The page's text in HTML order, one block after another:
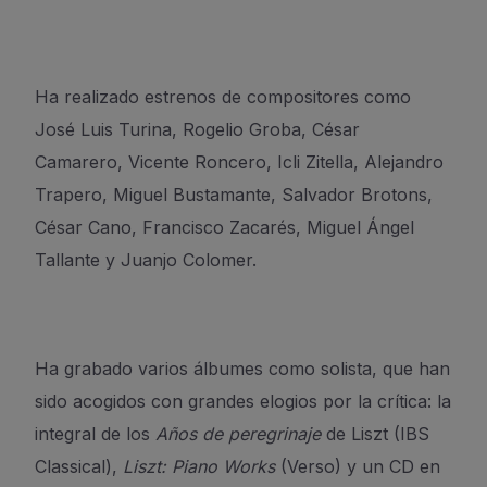
Ha realizado estrenos de compositores como
José Luis Turina, Rogelio Groba, César
Camarero, Vicente Roncero, Icli Zitella, Alejandro
Trapero, Miguel Bustamante, Salvador Brotons,
César Cano, Francisco Zacarés, Miguel Ángel
Tallante y Juanjo Colomer.
Ha grabado varios álbumes como solista, que han
sido acogidos con grandes elogios por la crítica: la
integral de los Años de peregrinaje de Liszt (IBS
Classical), Liszt: Piano Works (Verso) y un CD en